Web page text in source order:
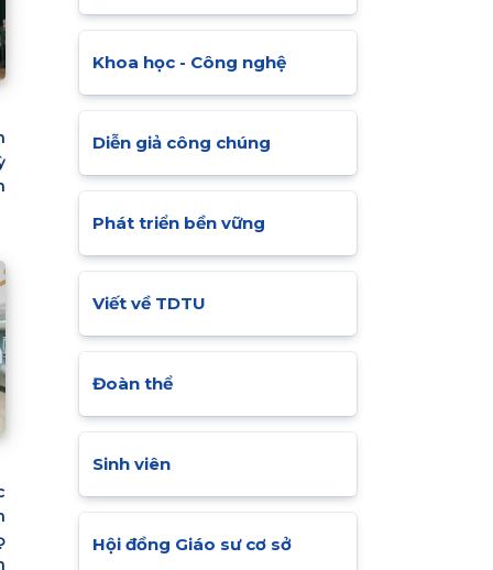
Khoa học - Công nghệ
Diễn giả công chúng
Phát triển bền vững
Viết về TDTU
Đoàn thể
Sinh viên
Hội đồng Giáo sư cơ sở